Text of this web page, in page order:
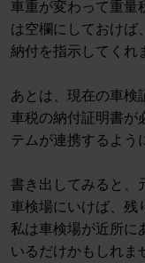
車重が変わって重量
は空欄にしておけば
納付を指示してくれ
あとは、現在の車検
車税の納付証明書が
テムが連携するよう
書き出してみると、
車検場にいけば、残
私は車検場が近所に
いるだけかもしれま